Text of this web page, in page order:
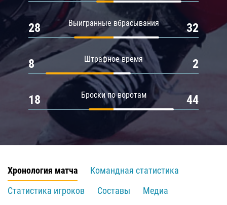
Выигранные вбрасывания
28 32
Штрафное время
8 2
Броски по воротам
18 44
Хронология матча
Командная статистика
Статистика игроков
Составы
Медиа